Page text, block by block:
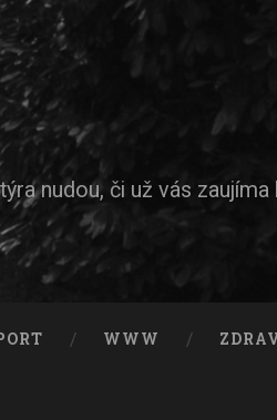
nudou, či už vás zaujíma
WWW